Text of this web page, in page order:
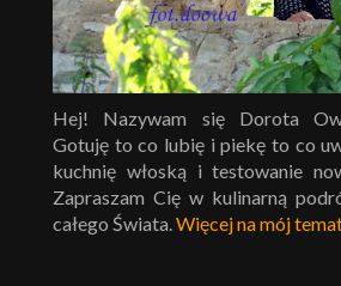
Hej! Nazywam się Dorota
Gotuję to co lubię i piekę to co
kuchnię włoską i testowanie
Zapraszam Cię w kulinarną
całego Świata.Więcej na mój